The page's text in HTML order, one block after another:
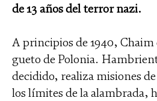
de 13 años del terror nazi.
A principios de 1940, Chaim
gueto de Polonia.
decidido, realiza misiones
los límites de la alambrada,